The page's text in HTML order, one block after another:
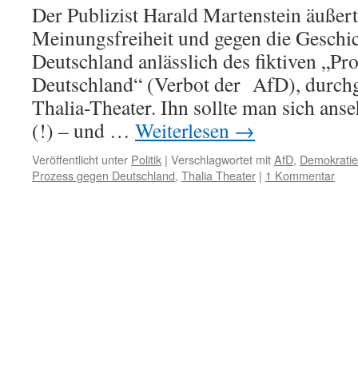
Der Publizist Harald Martenstein
Meinungsfreiheit und gegen die
Deutschland anlässlich des fiktiven
Deutschland“ (Verbot der AfD),
Thalia-Theater. Ihn sollte man sich
(!) – und … Weiterlesen →
Veröffentlicht unter Politik | Verschlagwortet mitAfD, Demokratie
Prozess gegen Deutschland, Thalia Theater | 1 Kommentar